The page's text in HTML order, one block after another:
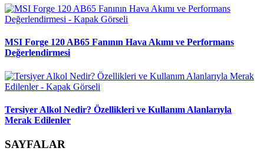
MSI Forge 120 AB65 Fanının Hava Akımı ve Performans
Değerlendirmesi
Tersiyer Alkol Nedir? Özellikleri ve Kullanım Alanlarıyla
Merak Edilenler
SAYFALAR